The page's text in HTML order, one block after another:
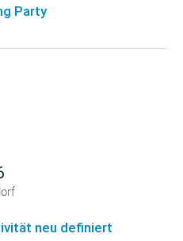
Party
neu definiert